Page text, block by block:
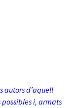
autors d’aquell
possibles i, armats